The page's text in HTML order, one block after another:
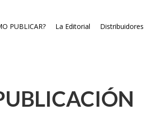
PUBLICAR? La Editorial Distribuidores